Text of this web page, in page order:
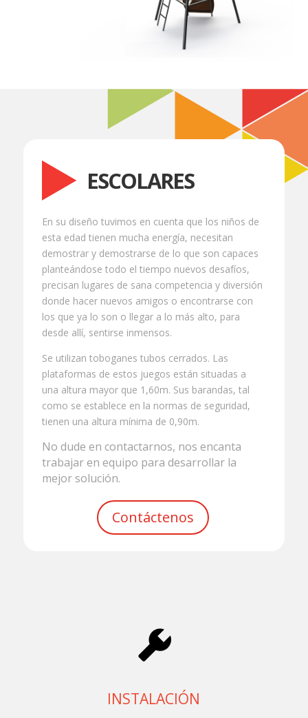
ESCOLARES
En su diseño tuvimos en cuenta que los niños de
esta edad tienen mucha energía, necesitan
demostrar y demostrarse de lo que son capaces
planteándose todo el tiempo nuevos desafíos,
precisan lugares de sana competencia y diversión
donde hacer nuevos amigos o encontrarse con
los que ya lo son o llegar a lo más alto, para
desde allí, sentirse inmensos.
Se utilizan toboganes tubos cerrados. Las
plataformas de estos juegos están situadas a
una altura mayor que 1,60m. Sus barandas, tal
como se establece en la normas de seguridad,
tienen una altura mínima de 0,90m.
No dude en contactarnos, nos encanta
trabajar en equipo para desarrollar la
mejor solución.
Contáctenos
INSTALACIÓN